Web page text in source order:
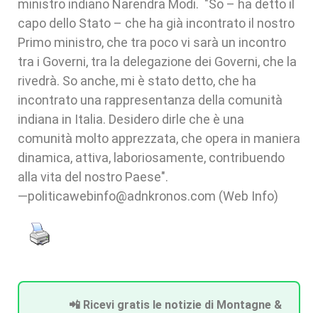
ministro indiano Narendra Modi. "So – ha detto il
capo dello Stato – che ha già incontrato il nostro
Primo ministro, che tra poco vi sarà un incontro
tra i Governi, tra la delegazione dei Governi, che la
rivedrà. So anche, mi è stato detto, che ha
incontrato una rappresentanza della comunità
indiana in Italia. Desidero dirle che è una
comunità molto apprezzata, che opera in maniera
dinamica, attiva, laboriosamente, contribuendo
alla vita del nostro Paese".
—politicawebinfo@adnkronos.com (Web Info)
📲 Ricevi gratis le notizie di Montagne &